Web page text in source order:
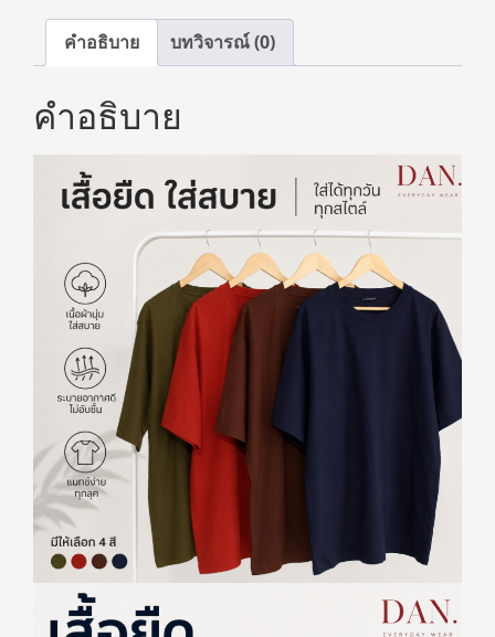
คำอธิบาย บทวิจารณ์ (0)
คำอธิบาย